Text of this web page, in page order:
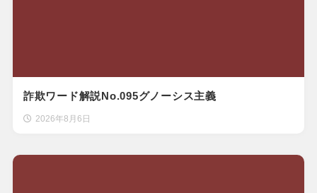
詐欺ワード解説No.095グノーシス主義
2026年8月6日